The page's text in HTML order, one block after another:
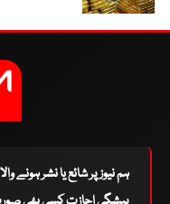
ہم نیوز پر شائع یا نشر ہونے